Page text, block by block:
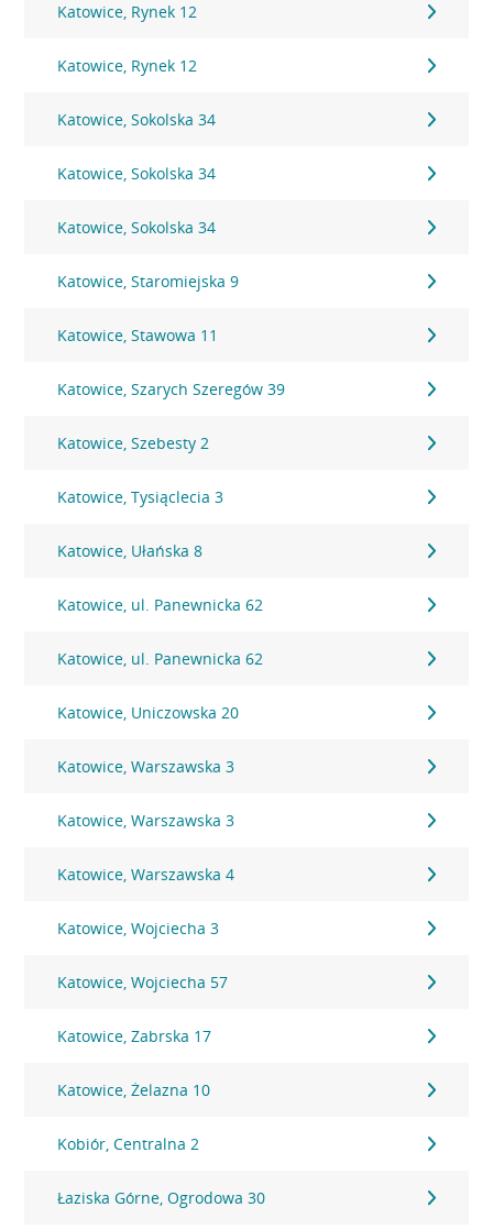
Katowice, Rynek 12
Katowice, Rynek 12
Katowice, Sokolska 34
Katowice, Sokolska 34
Katowice, Sokolska 34
Katowice, Staromiejska 9
Katowice, Stawowa 11
Katowice, Szarych Szeregów 39
Katowice, Szebesty 2
Katowice, Tysiąclecia 3
Katowice, Ułańska 8
Katowice, ul. Panewnicka 62
Katowice, ul. Panewnicka 62
Katowice, Uniczowska 20
Katowice, Warszawska 3
Katowice, Warszawska 3
Katowice, Warszawska 4
Katowice, Wojciecha 3
Katowice, Wojciecha 57
Katowice, Zabrska 17
Katowice, Żelazna 10
Kobiór, Centralna 2
Łaziska Górne, Ogrodowa 30